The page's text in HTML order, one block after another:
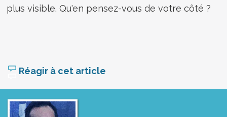
plus visible. Qu'en pensez-vous de votre côté ?
Réagir à cet article